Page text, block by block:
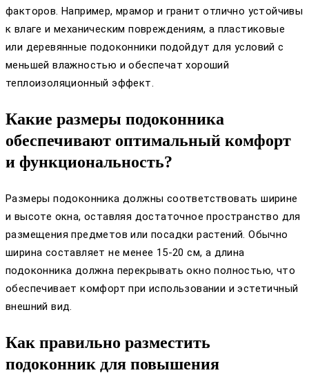
факторов. Например, мрамор и гранит отлично устойчивы
к влаге и механическим повреждениям, а пластиковые
или деревянные подоконники подойдут для условий с
меньшей влажностью и обеспечат хороший
теплоизоляционный эффект.
Какие размеры подоконника
обеспечивают оптимальный комфорт
и функциональность?
Размеры подоконника должны соответствовать ширине
и высоте окна, оставляя достаточное пространство для
размещения предметов или посадки растений. Обычно
ширина составляет не менее 15-20 см, а длина
подоконника должна перекрывать окно полностью, что
обеспечивает комфорт при использовании и эстетичный
внешний вид.
Как правильно разместить
подоконник для повышения